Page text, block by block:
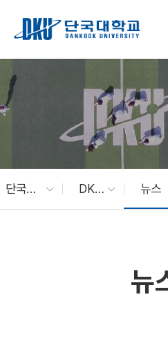
단국대 소식 DKU News 뉴스
뉴